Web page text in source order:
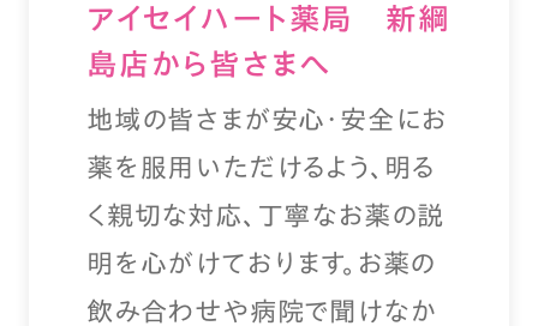
アイセイハート薬局 新綱
島店から皆さまへ
地域の皆さまが安心・安全にお
薬を服用いただけるよう、明る
く親切な対応、丁寧なお薬の説
明を心がけております。お薬の
飲み合わせや病院で聞けなか